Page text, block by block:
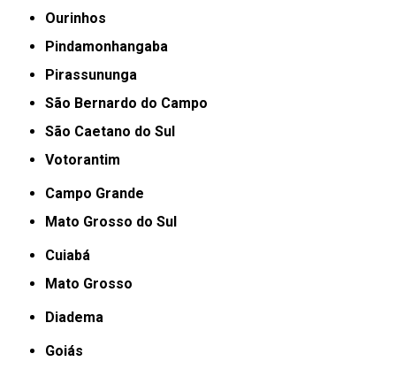
Ourinhos
Pindamonhangaba
Pirassununga
São Bernardo do Campo
São Caetano do Sul
Votorantim
Campo Grande
Mato Grosso do Sul
Cuiabá
Mato Grosso
Diadema
Goiás